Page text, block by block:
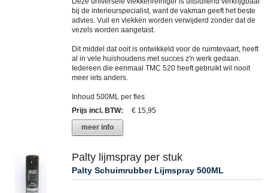
bij de interieurspecialist, want de vakman geeft het beste
advies. Vuil en vlekken worden verwijderd zonder dat de
vezels worden aangetast.
Dit middel dat ooit is ontwikkeld voor de ruimtevaart, heeft
al in vele huishoudens met succes z'n werk gedaan.
Iedereen die eenmaal TMC 520 heeft gebruikt wil nooit
meer iets anders.
Inhoud 500ML per fles
Prijs incl. BTW:
€ 15,95
meer info
Palty lijmspray per stuk
Palty Schuimrubber Lijmspray 500ML